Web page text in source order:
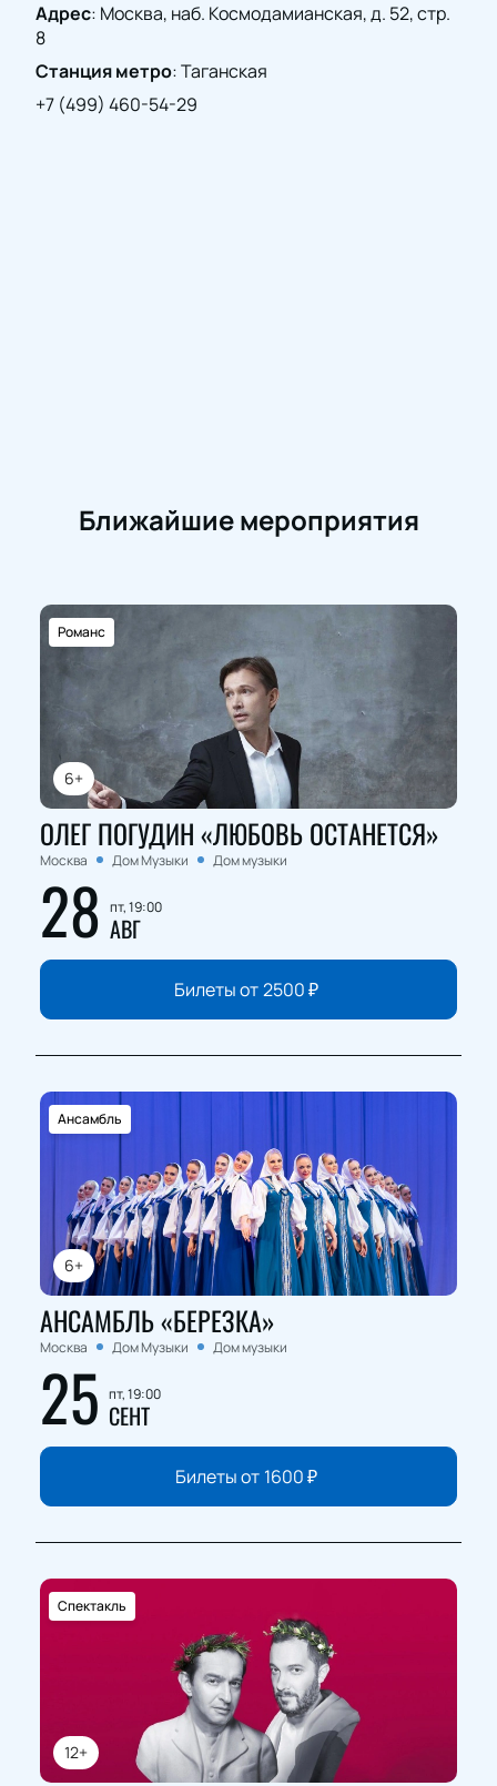
Адрес: Москва, наб. Космодамианская, д. 52, стр.
8
Станция метро:Таганская
+7 (499) 460-54-29
Ближайшие мероприятия
6+
Романс
ОЛЕГ ПОГУДИН «ЛЮБОВЬ ОСТАНЕТСЯ»
Москва Дом Музыки Дом музыки
28 пт, 19:00
АВГ
Билеты от2500₽
6+
Ансамбль
АНСАМБЛЬ «БЕРЕЗКА»
Москва Дом Музыки Дом музыки
25 пт, 19:00
СЕНТ
Билеты от 1600₽
12+
Спектакль